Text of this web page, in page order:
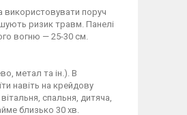
використовувати поруч
ризик травм. Панелі
вогню — 25-30 см.
метал та ін.). В
навіть на крейдову
спальня, дитяча,
близько 30 хв.